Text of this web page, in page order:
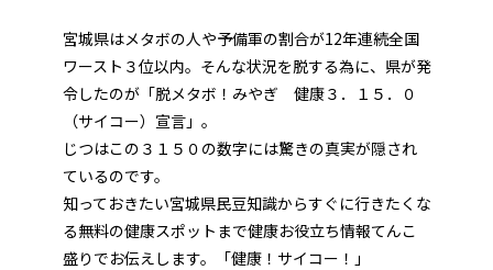
宮城県はメタボの人や予備軍の割合が12年連続全国
ワースト３位以内。そんな状況を脱する為に、県が発
令したのが「脱メタボ！みやぎ 健康３．１５．０
（サイコー）宣言」。
じつはこの３１５０の数字には驚きの真実が隠され
ているのです。
知っておきたい宮城県民豆知識からすぐに行きたくな
る無料の健康スポットまで健康お役立ち情報てんこ
盛りでお伝えします。「健康！サイコー！」